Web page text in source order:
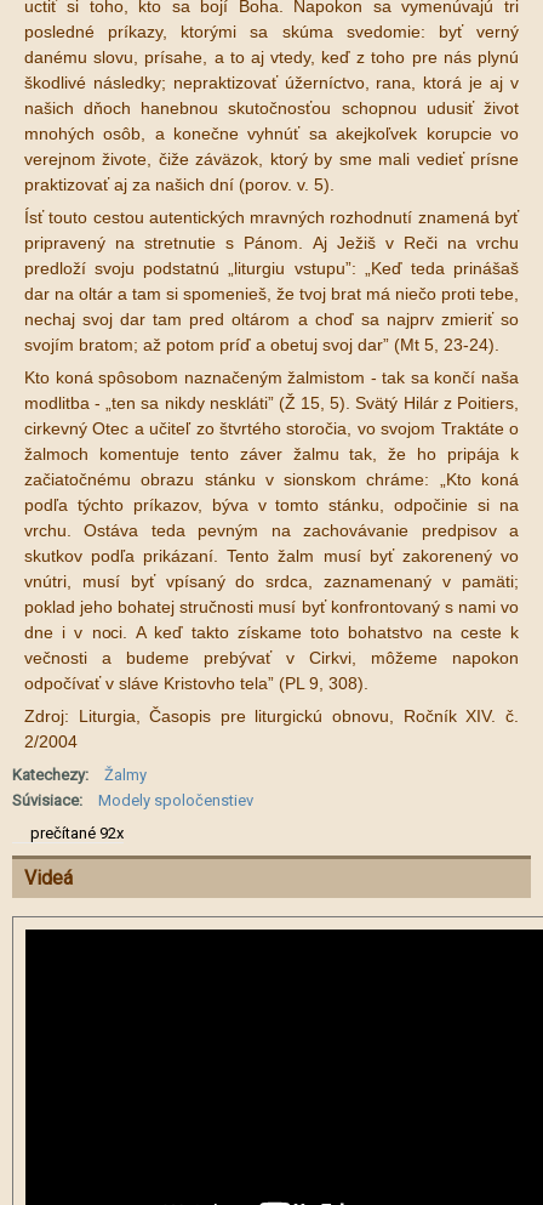
uctiť si toho, kto sa bojí Boha. Napokon sa vymenúvajú tri
posledné príkazy, ktorými sa skúma svedomie: byť verný
danému slovu, prísahe, a to aj vtedy, keď z toho pre nás plynú
škodlivé následky; nepraktizovať úžerníctvo, rana, ktorá je aj v
našich dňoch hanebnou skutočnosťou schopnou udusiť život
mnohých osôb, a konečne vyhnúť sa akejkoľvek korupcie vo
verejnom živote, čiže záväzok, ktorý by sme mali vedieť prísne
praktizovať aj za našich dní (porov. v. 5).
Ísť touto cestou autentických mravných rozhodnutí znamená byť
pripravený na stretnutie s Pánom. Aj Ježiš v Reči na vrchu
predloží svoju podstatnú „liturgiu vstupu”: „Keď teda prinášaš
dar na oltár a tam si spomenieš, že tvoj brat má niečo proti tebe,
nechaj svoj dar tam pred oltárom a choď sa najprv zmieriť so
svojím bratom; až potom príď a obetuj svoj dar” (Mt 5, 23-24).
Kto koná spôsobom naznačeným žalmistom - tak sa končí naša
modlitba - „ten sa nikdy neskláti” (Ž 15, 5). Svätý Hilár z Poitiers,
cirkevný Otec a učiteľ zo štvrtého storočia, vo svojom Traktáte o
žalmoch komentuje tento záver žalmu tak, že ho pripája k
začiatočnému obrazu stánku v sionskom chráme: „Kto koná
podľa týchto príkazov, býva v tomto stánku, odpočinie si na
vrchu. Ostáva teda pevným na zachovávanie predpisov a
skutkov podľa prikázaní. Tento žalm musí byť zakorenený vo
vnútri, musí byť vpísaný do srdca, zaznamenaný v pamäti;
poklad jeho bohatej stručnosti musí byť konfrontovaný s nami vo
dne i v noci. A keď takto získame toto bohatstvo na ceste k
večnosti a budeme prebývať v Cirkvi, môžeme napokon
odpočívať v sláve Kristovho tela” (PL 9, 308).
Zdroj: Liturgia, Časopis pre liturgickú obnovu, Ročník XIV. č.
2/2004
Katechezy:
Žalmy
Súvisiace:
Modely spoločenstiev
prečítané 92x
Videá